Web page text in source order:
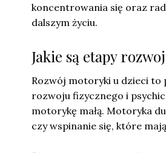
koncentrowania się oraz
dalszym życiu.
Jakie są etapy
Rozwój motoryki u dzieci to
rozwoju fizycznego i
motorykę małą. Motoryka
czy wspinanie się, które